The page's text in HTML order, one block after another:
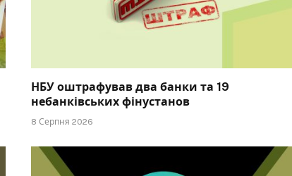
НБУ оштрафував два банки та 19
небанківських фінустанов
8 Серпня 2026